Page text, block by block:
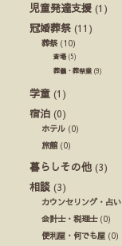
児童発達支援 (1)
冠婚葬祭 (11)
葬祭(10)
斎場(5)
葬儀・葬祭業 (9)
学童 (1)
宿泊 (0)
ホテル (0)
旅館 (0)
暮らしその他 (3)
相談 (3)
カウンセリング・占い
会計士・税理士(0)
便利屋・何でも屋 (0)